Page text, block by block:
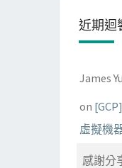
近期迴
James Yu
on
虛擬機
感謝分